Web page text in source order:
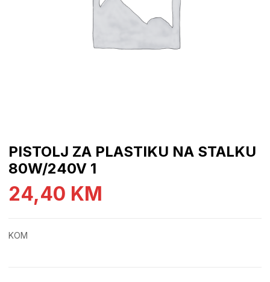
PISTOLJ ZA PLASTIKU NA STALKU
80W/240V 1
24,40 KM
KOM